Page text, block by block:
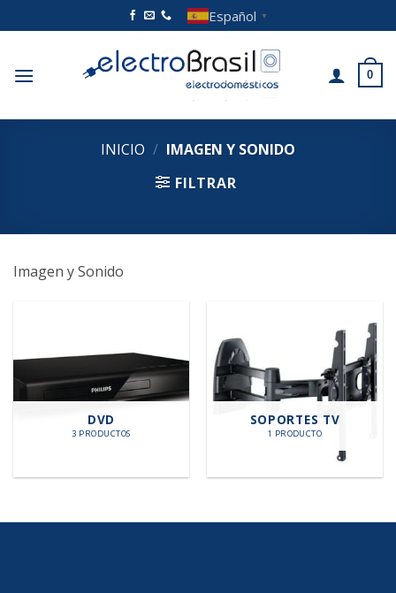
al
Español ▼
0
INICIO / IMAGEN Y SONIDO
FILTRAR
Imagen y Sonido
DVD
3 PRODUCTOS
SOPORTES TV
1 PRODUCTO